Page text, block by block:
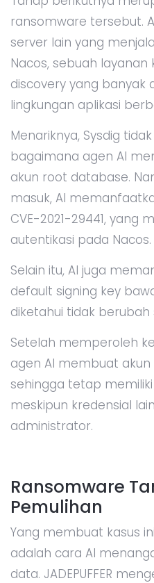
ransomware tersebut.
server lain yang
Nacos, sebuah
discovery yang banyak
lingkungan aplikasi
Menariknya, Sysdig
bagaimana agen AI
akun root database.
masuk, AI
CVE-2021-29441, yang
autentikasi pada Nacos.
Selain itu, AI juga
default signing key
diketahui tidak berubah
Setelah memperoleh
agen AI membuat
sehingga tetap
meskipun kredensial
administrator.
Ransomware
Pemulihan
Yang membuat kasus
adalah cara AI
data. JADEPUFFER